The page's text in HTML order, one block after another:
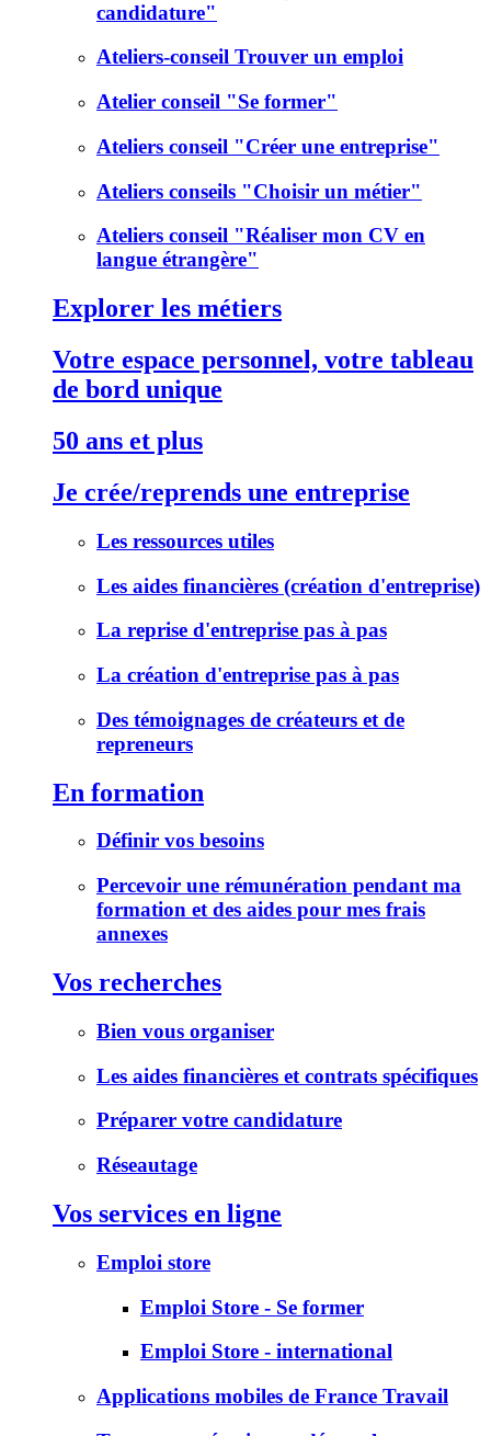
candidature"
Ateliers-conseil Trouver un emploi
Atelier conseil "Se former"
Ateliers conseil "Créer une entreprise"
Ateliers conseils "Choisir un métier"
Ateliers conseil "Réaliser mon CV en
langue étrangère"
Explorer les métiers
Votre espace personnel, votre tableau
de bord unique
50 ans et plus
Je crée/reprends une entreprise
Les ressources utiles
Les aides financières (création d'entreprise)
La reprise d'entreprise pas à pas
La création d'entreprise pas à pas
Des témoignages de créateurs et de
repreneurs
En formation
Définir vos besoins
Percevoir une rémunération pendant ma
formation et des aides pour mes frais
annexes
Vos recherches
Bien vous organiser
Les aides financières et contrats spécifiques
Préparer votre candidature
Réseautage
Vos services en ligne
Emploi store
Emploi Store - Se former
Emploi Store - international
Applications mobiles de France Travail